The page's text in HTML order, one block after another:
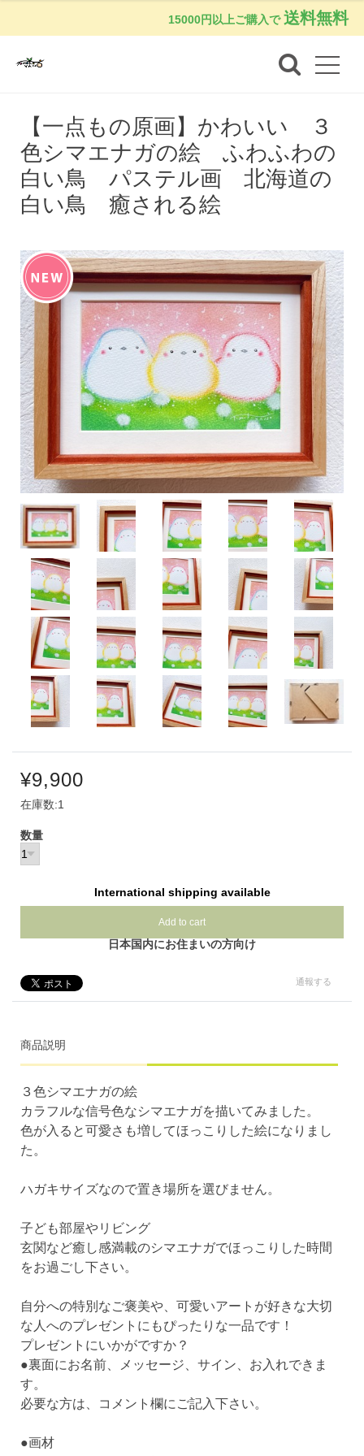
15000円以上ご購入で 送料無料
【一点もの原画】かわいい ３
色シマエナガの絵 ふわふわの
白い鳥 パステル画 北海道の
白い鳥 癒される絵
¥9,900
在庫数:1
数量
International shipping available
Add to cart
日本国内にお住まいの方向け
通報する
商品説明
３色シマエナガの絵
カラフルな信号色なシマエナガを描いてみました。
色が入ると可愛さも増してほっこりした絵になりまし
た。
ハガキサイズなので置き場所を選びません。
子ども部屋やリビング
玄関など癒し感満載のシマエナガでほっこりした時間
をお過ごし下さい。
自分への特別なご褒美や、可愛いアートが好きな大切
な人へのプレゼントにもぴったりな一品です！
プレゼントにいかがですか？
●裏面にお名前、メッセージ、サイン、お入れできま
す。
必要な方は、コメント欄にご記入下さい。
●画材